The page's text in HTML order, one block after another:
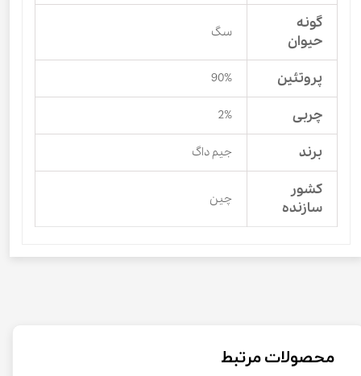
گونه
حیوان
سگ
پروتئین 90%
چربی 2%
برند جیم داگ
کشور
سازنده
چین
محصولات مرتبط